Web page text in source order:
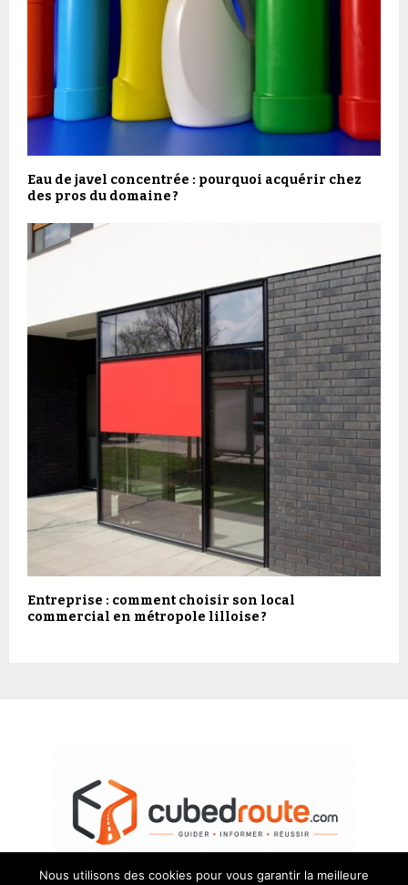
Eau de javel concentrée : pourquoi acquérir chez
des pros du domaine ?
Entreprise : comment choisir son local
commercial en métropole lilloise ?
Nous utilisons des cookies pour vous garantir la meilleure